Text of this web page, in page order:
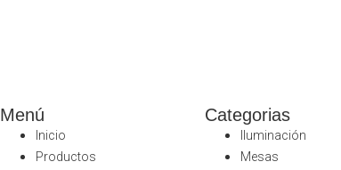
Menú
Inicio
Productos
Categorias
Iluminación
Mesas